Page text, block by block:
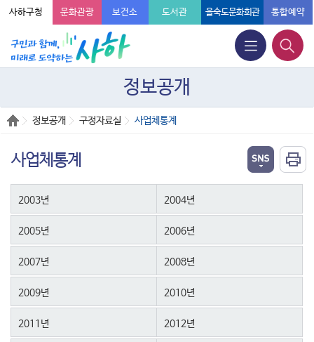
사하구청 문화관광 보건소 도서관 을숙도문화회관 통합예약
정보공개
정보공개 구정자료실 사업체통계
사업체통계
2003년 2004년
2005년 2006년
2007년 2008년
2009년 2010년
2011년 2012년